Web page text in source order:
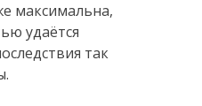
максимальна,
удаётся
так